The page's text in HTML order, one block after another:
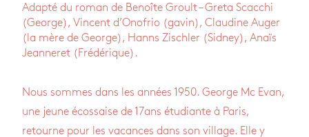
Adapté du roman de Benoîte Groult – Greta Scacchi
(George), Vincent d’Onofrio (gavin), Claudine Auger
(la mère de George), Hanns Zischler (Sidney), Anaïs
Jeanneret (Frédérique).
Nous sommes dans les années 1950. George Mc Evan,
une jeune écossaise de 17ans étudiante à Paris,
retourne pour les vacances dans son village. Elle y